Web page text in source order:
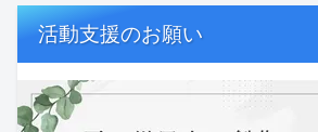
活動支援のお願い